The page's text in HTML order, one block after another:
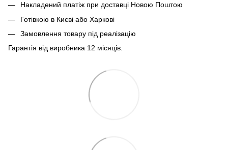
Накладений платіж при доставці Новою Поштою
Готівкою в Києві або Харкові
Замовлення товару під реалізацію
Гарантія від виробника 12 місяців.